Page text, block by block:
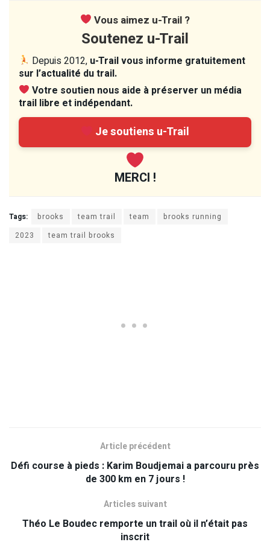
Vous aimez u-Trail ?
Soutenez u-Trail
Depuis 2012, u-Trail vous informe gratuitement
sur l’actualité du trail.
Votre soutien nous aide à préserver un média
trail libre et indépendant.
Je soutiens u-Trail
MERCI !
Tags: brooks team trail team
brooks running
2023
team trail brooks
Article précédent
Défi course à pieds : Karim Boudjemai a parcouru près
de 300 km en 7 jours !
Articles suivant
Théo Le Boudec remporte un trail où il n’était pas
inscrit